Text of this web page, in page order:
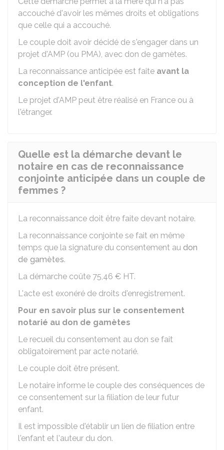
accouché d'avoir les mêmes droits et obligations
que celle qui a accouché.
Le couple doit avoir décidé de s'engager dans un
projet d'AMP (ou PMA), avec don de gamètes.
La reconnaissance anticipée est faite avant la
conception de l'enfant.
Le projet d'AMP peut être réalisé en France ou à
l'étranger.
Quelle est la démarche devant le
notaire en cas de reconnaissance
conjointe anticipée dans un couple de
femmes ?
La reconnaissance doit être faite devant notaire.
La reconnaissance conjointe se fait en même
temps que la signature du consentement au don
de gamètes.
La démarche coûte 75,46 € HT.
L'acte est exonéré de droits d'enregistrement.
Pour en savoir plus sur le consentement
notarié au don de gamètes
Le recueil du consentement au don se fait
obligatoirement par acte notarié.
Le couple doit être présent.
Le notaire informe le couple des conséquences de
ce consentement sur la filiation de leur futur
enfant.
Il est impossible d'établir un lien de filiation entre
l'enfant et l'auteur du don.